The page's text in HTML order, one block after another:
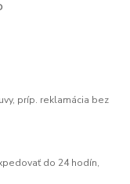
príp. reklamácia bez
do 24 hodín,